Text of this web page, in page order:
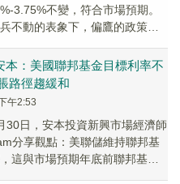
3.75%不變，符合市場預期。
不動的表象下，偏鷹的政策態
本：美國聯邦基金目標利率不
路徑趨緩和
午2:53
30日，安本投資新興市場經濟師
分享觀點：美聯儲維持聯邦基
這與市場預期年底前聯邦基金